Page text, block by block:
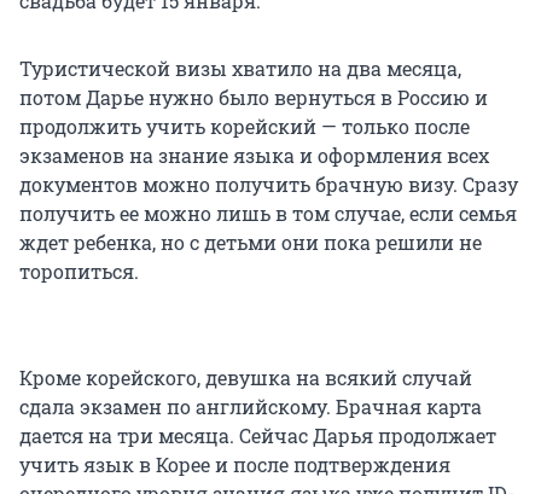
Туристической визы хватило на два месяца,
потом Дарье нужно было вернуться в Россию и
продолжить учить корейский — только после
экзаменов на знание языка и оформления всех
документов можно получить брачную визу. Сразу
получить ее можно лишь в том случае, если семья
ждет ребенка, но с детьми они пока решили не
торопиться.
Кроме корейского, девушка на всякий случай
сдала экзамен по английскому. Брачная карта
дается на три месяца. Сейчас Дарья продолжает
учить язык в Корее и после подтверждения